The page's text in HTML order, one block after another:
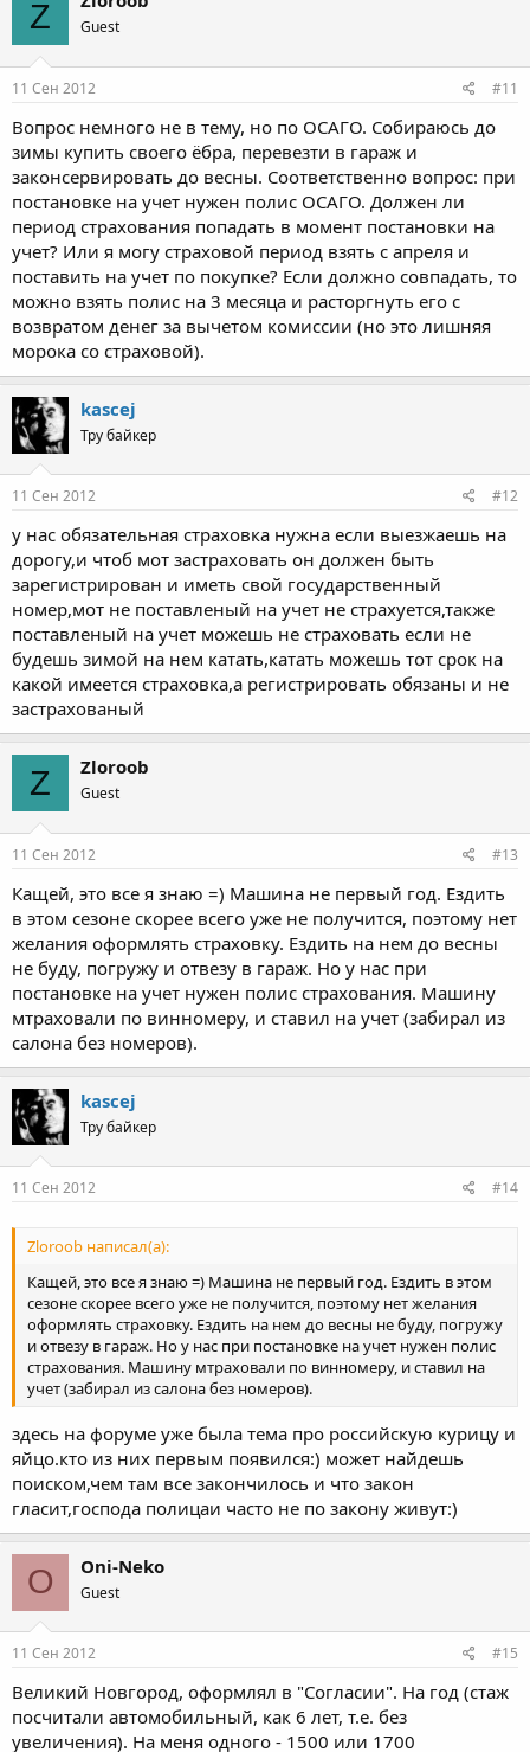
Z Guest
11 Сен 2012 #11
Вопрос немного не в тему, но по ОСАГО. Собираюсь до
зимы купить своего ёбра, перевезти в гараж и
законсервировать до весны. Соответственно вопрос: при
постановке на учет нужен полис ОСАГО. Должен ли
период страхования попадать в момент постановки на
учет? Или я могу страховой период взять с апреля и
поставить на учет по покупке? Если должно совпадать, то
можно взять полис на 3 месяца и расторгнуть его с
возвратом денег за вычетом комиссии (но это лишняя
морока со страховой).
kascej
Тру байкер
11 Сен 2012 #12
у нас обязательная страховка нужна если выезжаешь на
дорогу,и чтоб мот застраховать он должен быть
зарегистрирован и иметь свой государственный
номер,мот не поставленый на учет не страхуется,также
поставленый на учет можешь не страховать если не
будешь зимой на нем катать,катать можешь тот срок на
какой имеется страховка,а регистрировать обязаны и не
застрахованый
Z Zloroob
Guest
11 Сен 2012 #13
Кащей, это все я знаю =) Машина не первый год. Ездить
в этом сезоне скорее всего уже не получится, поэтому нет
желания оформлять страховку. Ездить на нем до весны
не буду, погружу и отвезу в гараж. Но у нас при
постановке на учет нужен полис страхования. Машину
мтраховали по винномеру, и ставил на учет (забирал из
салона без номеров).
kascej
Тру байкер
11 Сен 2012 #14
Zloroob написал(а):
Кащей, это все я знаю =) Машина не первый год. Ездить в этом
сезоне скорее всего уже не получится, поэтому нет желания
оформлять страховку. Ездить на нем до весны не буду, погружу
и отвезу в гараж. Но у нас при постановке на учет нужен полис
страхования. Машину мтраховали по винномеру, и ставил на
учет (забирал из салона без номеров).
здесь на форуме уже была тема про российскую курицу и
яйцо.кто из них первым появился:) может найдешь
поиском,чем там все закончилось и что закон
гласит,господа полицаи часто не по закону живут:)
O Oni-Neko
Guest
11 Сен 2012 #15
Великий Новгород, оформлял в "Согласии". На год (стаж
посчитали автомобильный, как 6 лет, т.е. без
увеличения). На меня одного - 1500 или 1700